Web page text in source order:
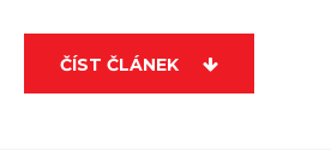
ČÍST ČLÁNEK